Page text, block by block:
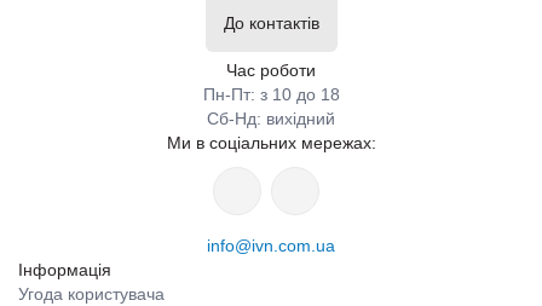
До контактів
Час роботи
Пн-Пт: з 10 до 18
Сб-Нд: вихідний
Ми в соціальних мережах:
info@ivn.com.ua
Інформація
Угода користувача